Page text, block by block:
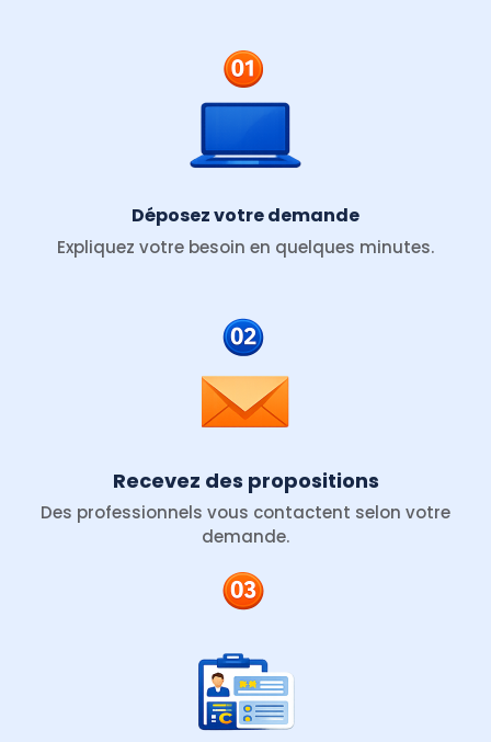
Déposez votre demande
Expliquez votre besoin en quelques minutes.
Recevez des propositions
Des professionnels vous contactent selon votre
demande.